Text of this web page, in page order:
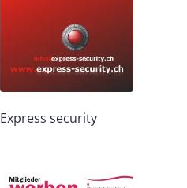
Express security